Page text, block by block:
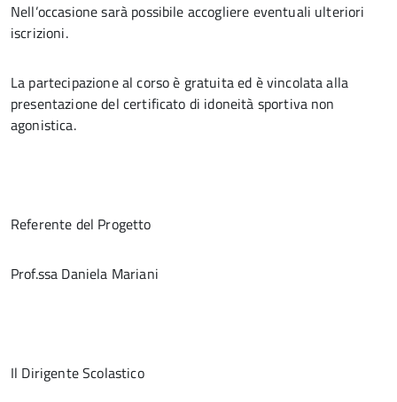
Nell’occasione sarà possibile accogliere eventuali ulteriori
iscrizioni.
La partecipazione al corso è gratuita ed è vincolata alla
presentazione del certificato di idoneità sportiva non
agonistica.
Referente del Progetto
Prof.ssa Daniela Mariani
Il Dirigente Scolastico